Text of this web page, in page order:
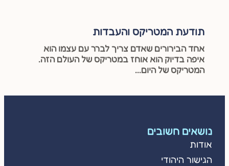
תודעת המטריקס והעבדות
אחד הבירורים שאדם צריך לברר עם עצמו הוא
איפה בדיוק הוא אוחז במטריקס של העולם הזה.
המטריקס של היום...
נושאים חשובים
אודות
הגישור היהודי